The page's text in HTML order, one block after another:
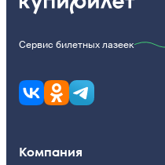
Сервис билетных лазеек
Компания